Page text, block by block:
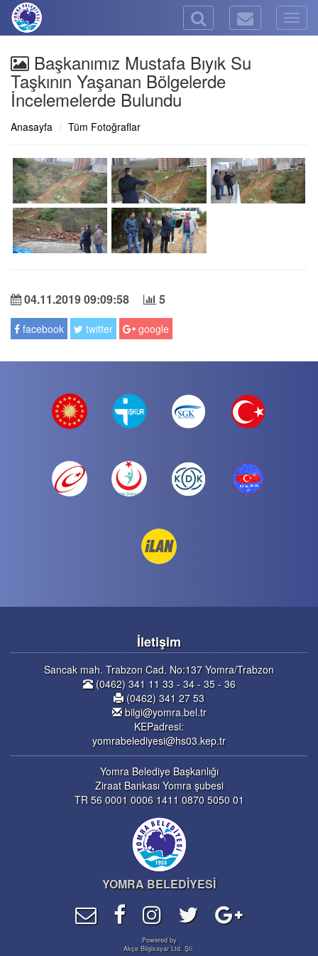
Başkanımız Mustafa Bıyık Su
Taşkının Yaşanan Bölgelerde
İncelemelerde Bulundu
Anasayfa Tüm Fotoğraflar
04.11.2019 09:09:58 5
facebook twitter google
İletişim
Sancak mah. Trabzon Cad. No:137 Yomra/Trabzon
(0462) 341 11 33 - 34 - 35 - 36
(0462) 341 27 53
bilgi@yomra.bel.tr
KEPadresi:
yomrabelediyesi@hs03.kep.tr
Yomra Belediye Başkanlığı
Ziraat Bankası Yomra şubesi
TR 56 0001 0006 1411 0870 5050 01
YOMRA BELEDİYESİ
Powered by
Akçe Bilgisayar Ltd. Şti.